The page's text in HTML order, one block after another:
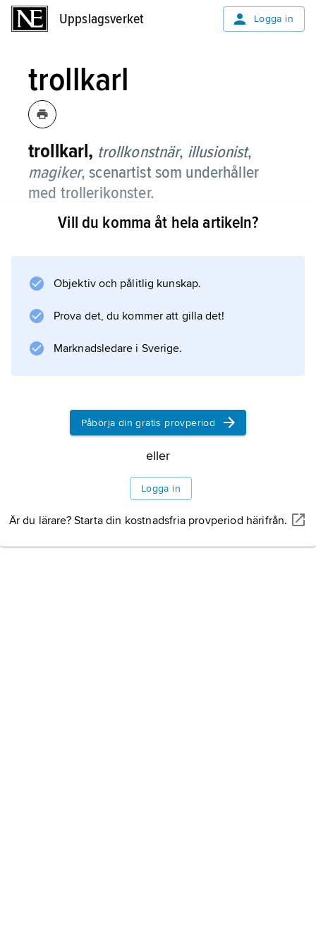
Uppslagsverket Logga in
trollkarl
trollkarl, trollkonstnär, illusionist,
magiker, scenartist som underhåller
med trollerikonster.
Vill du komma åt hela artikeln?
Objektiv och pålitlig kunskap.
Prova det, du kommer att gilla det!
Marknadsledare i Sverige.
Påbörja din gratis provperiod
eller
Logga in
Är du lärare? Starta din kostnadsfria provperiod härifrån.